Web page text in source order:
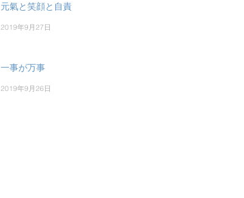
元氣と笑顔と自責
2019年9月27日
一事が万事
2019年9月26日